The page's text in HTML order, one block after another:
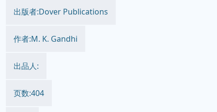
出版者:Dover Publications
作者:M. K. Gandhi
出品人:
页数:404